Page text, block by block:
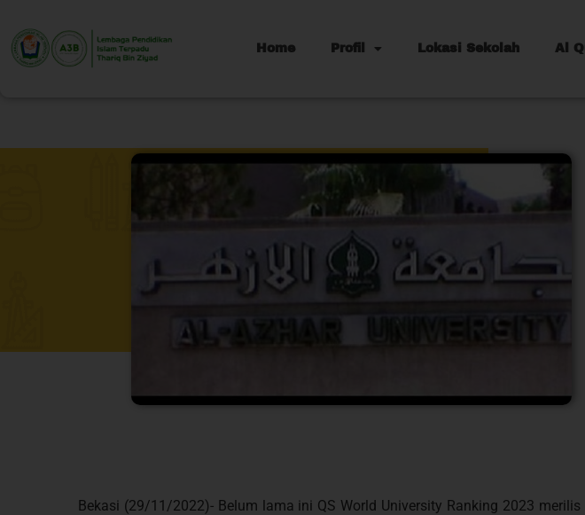
Home Profil Lokasi Sekolah Al
Bekasi (29/11/2022)- Belum lama ini QS World University Ranking 2023